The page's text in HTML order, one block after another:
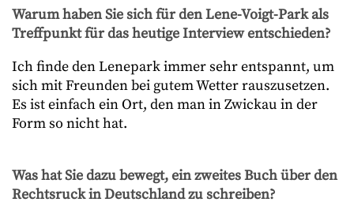
Warum haben Sie sich für den Lene-Voigt-Park als
Treffpunkt für das heutige Interview entschieden?
Ich finde den Lenepark immer sehr entspannt, um
sich mit Freunden bei gutem Wetter rauszusetzen.
Es ist einfach ein Ort, den man in Zwickau in der
Form so nicht hat.
Was hat Sie dazu bewegt, ein zweites Buch über den
Rechtsruck in Deutschland zu schreiben?